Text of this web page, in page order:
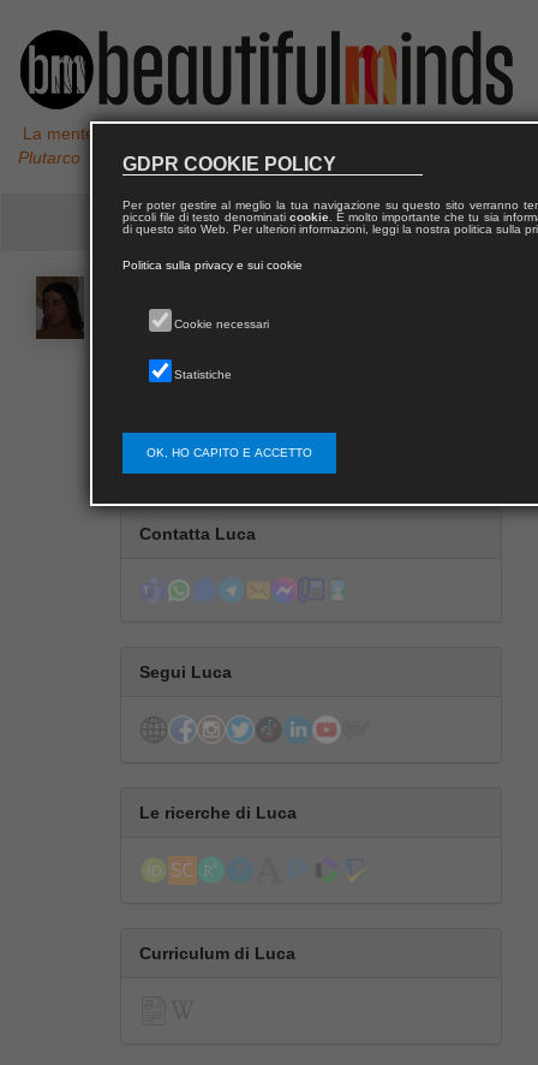
La mente non è un vaso da riempire, ma un fuoco da accendere,
Plutarco
Luca Toschi si occupa di gruppi umani e interazione
Contatta Luca
Segui Luca
Le ricerche di Luca
Curriculum di Luca
GDPR COOKIE POLICY
Per poter gestire al meglio la tua navigazione su questo sito verranno
piccoli file di testo denominati cookie. È molto importante che tu sia
di questo sito Web. Per ulteriori informazioni, leggi la nostra politica sulla
Politica sulla privacy e sui cookie
Cookie necessari
Statistiche
OK, HO CAPITO E ACCETTO